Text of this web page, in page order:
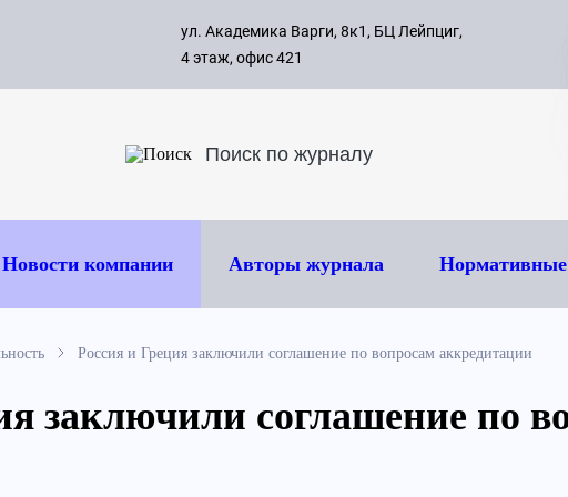
с 09:00
8 495
ул. Академика Варги, 8к1, БЦ Лейпциг,
4 этаж, офис 421
Новости компании Авторы журнала
Россия и Греция заключили соглашение по вопросам аккредитации
заключили соглашение по